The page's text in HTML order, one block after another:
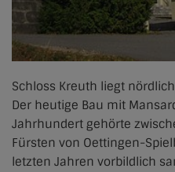
Schloss Kreuth liegt
Der heutige Bau mit
Jahrhundert gehörte
Fürsten von Oettingen-
letzten Jahren vorbildlich